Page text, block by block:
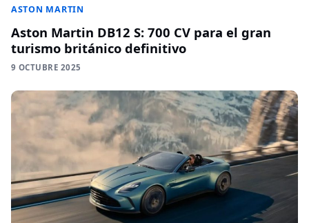
ASTON MARTIN
Aston Martin DB12 S: 700 CV para el gran
turismo británico definitivo
9 OCTUBRE 2025